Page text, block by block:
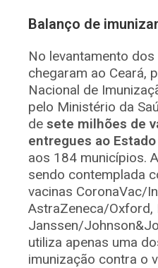
Balanço de
No levantamento
chegaram ao Ceará,
Nacional de
pelo Ministério da
de sete milhões de
entregues ao Estado
aos 184 municípios.
sendo contemplada
vacinas CoronaVac/
AstraZeneca/
Janssen/
utiliza apenas uma
imunização contra o